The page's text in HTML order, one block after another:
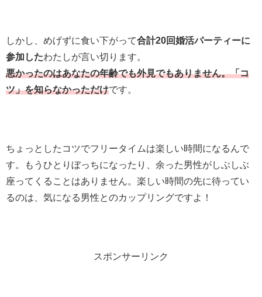
しかし、めげずに食い下がって合計20回婚活パーティーに
参加したわたしが言い切ります。
悪かったのはあなたの年齢でも外見でもありません。「コ
ツ」を知らなかっただけです。
ちょっとしたコツでフリータイムは楽しい時間になるんで
す。もうひとりぼっちになったり、余った男性がしぶしぶ
座ってくることはありません。楽しい時間の先に待ってい
るのは、気になる男性とのカップリングですよ！
スポンサーリンク